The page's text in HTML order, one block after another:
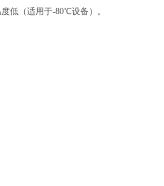
低（适用于-80℃设备）。